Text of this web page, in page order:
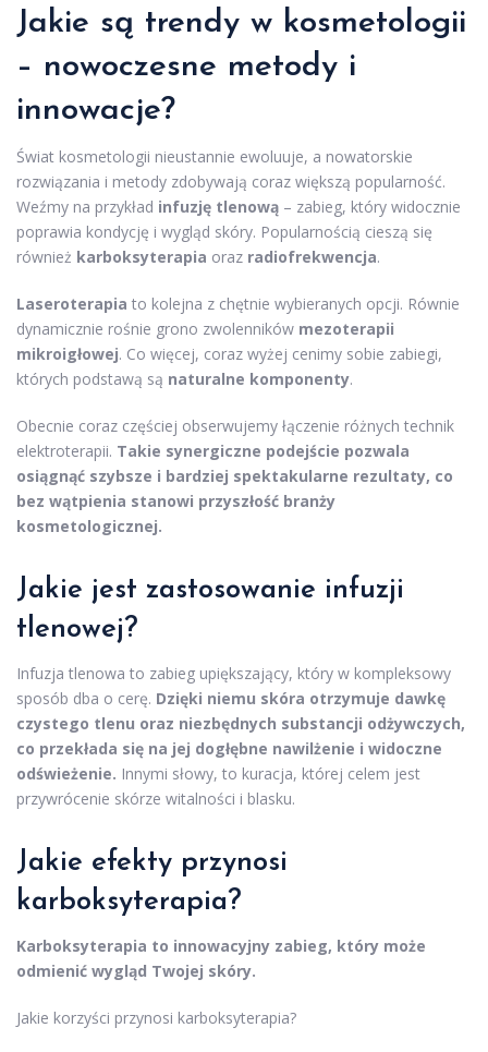
Jakie są trendy w kosmetologii
– nowoczesne metody i
innowacje?
Świat kosmetologii nieustannie ewoluuje, a nowatorskie
rozwiązania i metody zdobywają coraz większą popularność.
Weźmy na przykład infuzję tlenową – zabieg, który widocznie
poprawia kondycję i wygląd skóry. Popularnością cieszą się
również karboksyterapia oraz radiofrekwencja.
Laseroterapia to kolejna z chętnie wybieranych opcji. Równie
dynamicznie rośnie grono zwolenników mezoterapii
mikroigłowej. Co więcej, coraz wyżej cenimy sobie zabiegi,
których podstawą są naturalne komponenty.
Obecnie coraz częściej obserwujemy łączenie różnych technik
elektroterapii. Takie synergiczne podejście pozwala
osiągnąć szybsze i bardziej spektakularne rezultaty, co
bez wątpienia stanowi przyszłość branży
kosmetologicznej.
Jakie jest zastosowanie infuzji
tlenowej?
Infuzja tlenowa to zabieg upiększający, który w kompleksowy
sposób dba o cerę. Dzięki niemu skóra otrzymuje dawkę
czystego tlenu oraz niezbędnych substancji odżywczych,
co przekłada się na jej dogłębne nawilżenie i widoczne
odświeżenie. Innymi słowy, to kuracja, której celem jest
przywrócenie skórze witalności i blasku.
Jakie efekty przynosi
karboksyterapia?
Karboksyterapia to innowacyjny zabieg, który może
odmienić wygląd Twojej skóry.
Jakie korzyści przynosi karboksyterapia?